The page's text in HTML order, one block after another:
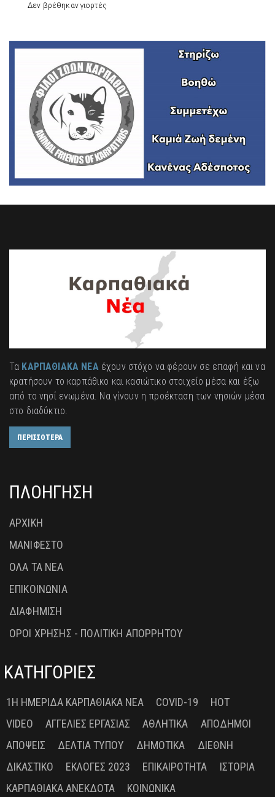
Δεν βρέθηκαν γιορτές
Τα ΚΑΡΠΑΘΙΑΚΑ ΝΕΑέχουν στόχο να φέρουν σε επαφή και να
κρατήσουν το καρπάθικο και κασιώτικο στοιχείο μέσα και έξω
από το νησί ενωμένα. Να γίνουν η προέκταση των νησιών μέσα
στο διαδύκτιο.
ΠΕΡΙΣΣΟΤΕΡΑ
ΠΛΟΗΓΗΣΗ
ΑΡΧΙΚΗ
ΜΑΝΙΦΕΣΤΟ
ΟΛΑ ΤΑ ΝΕΑ
ΕΠΙΚΟΙΝΩΝΙΑ
ΔΙΑΦΗΜΙΣΗ
ΟΡΟΙ ΧΡΗΣΗΣ - ΠΟΛΙΤΙΚΗ ΑΠΟΡΡΗΤΟΥ
ΚΑΤΗΓΟΡΙΕΣ
1Η ΗΜΕΡΊΔΑ ΚΑΡΠΑΘΙΑΚΆ ΝΈΑ COVID-19
HOT
VIDEO
ΑΓΓΕΛΊΕΣ ΕΡΓΑΣΊΑΣ ΑΘΛΗΤΙΚΆ
ΑΠΌΔΗΜΟΙ
ΑΠΌΨΕΙΣ
ΔΕΛΤΊΑ ΤΎΠΟΥ ΔΗΜΟΤΙΚΆ
ΔΙΕΘΝΉ
ΔΙΚΑΣΤΙΚΌ
ΕΚΛΟΓΈΣ 2023 ΕΠΙΚΑΙΡΌΤΗΤΑ
ΙΣΤΟΡΊΑ
ΚΑΡΠΑΘΙΑΚΆ ΑΝΈΚΔΟΤΑ
ΚΟΙΝΩΝΙΚΆ